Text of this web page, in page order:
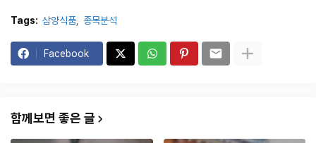
Tags: 삼양식품 종목분석
Facebook
함께보면 좋은 글